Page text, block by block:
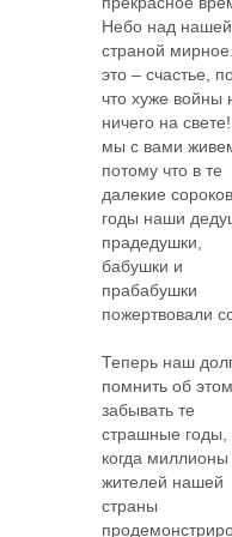
Небо над нашей
страной
это – счастье,
что хуже войны
ничего на
мы с вами
потому что в те
далекие
годы наши
прадедушки,
бабушки и
прабабушки
пожертвовали
Теперь наш
помнить об
забывать те
страшные годы,
когда миллионы
жителей нашей
страны